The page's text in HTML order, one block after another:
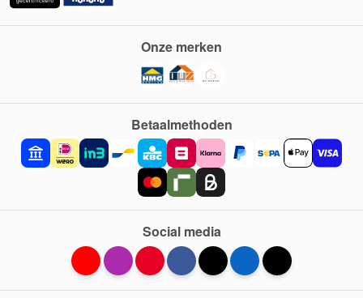
Betaalmethoden
Onze merken
Social media